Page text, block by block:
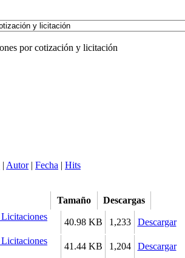
por cotización y licitación
| Autor| Fecha | Hits
Tamaño
Descargas
40.98 KB 1,233
Descargar
41.44 KB 1,204
Descargar